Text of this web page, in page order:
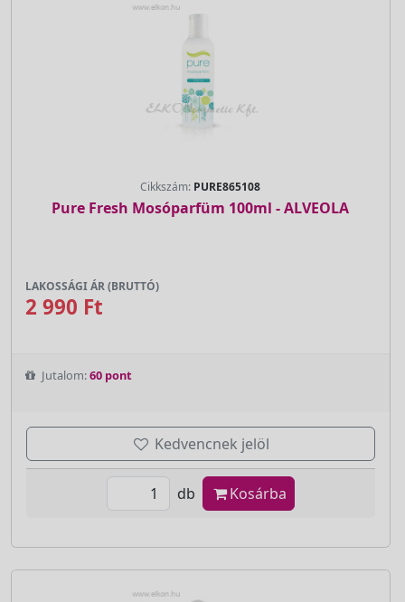
Cikkszám: PURE865108
Pure Fresh Mosóparfüm 100ml - ALVEOLA
LAKOSSÁGI ÁR (BRUTTÓ)
2 990 Ft
Jutalom:60 pont
Kedvencnek jelöl
db Kosárba